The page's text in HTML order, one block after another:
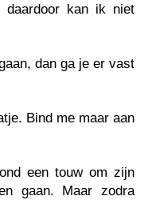
kan ik niet
dan ga je er vast
Bind me maar aan
een touw om zijn
gaan. Maar zodra